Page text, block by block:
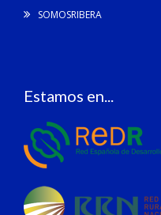
SOMOSRIBERA
Estamos en...